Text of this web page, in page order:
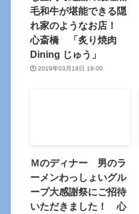
毛和牛が堪能できる隠
れ家のようなお店！
心斎橋 「炙り焼肉
Dining じゅう」
2019年03月19日 19:00
Ｍのディナー 男のラ
ーメンわっしょいグル
ープ大感謝祭にご招待
いただきました！ 心